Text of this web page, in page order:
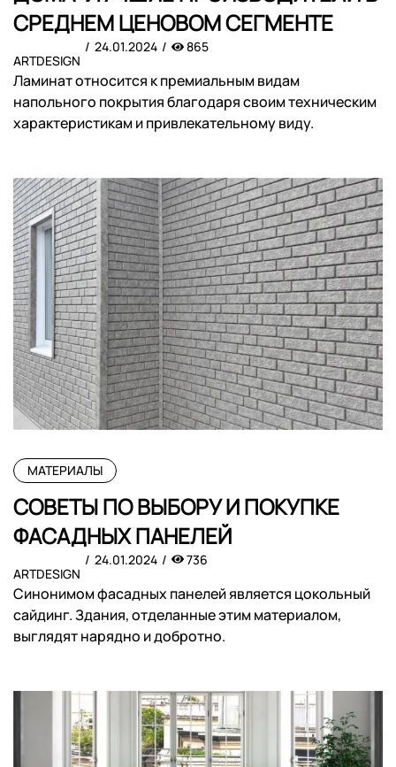
СРЕДНЕМ ЦЕНОВОМ СЕГМЕНТЕ
ARTDESIGN
24.01.2024 865
Ламинат относится к премиальным видам
напольного покрытия благодаря своим техническим
характеристикам и привлекательному виду.
МАТЕРИАЛЫ
СОВЕТЫ ПО ВЫБОРУ И ПОКУПКЕ
ФАСАДНЫХ ПАНЕЛЕЙ
ARTDESIGN
24.01.2024 736
Синонимом фасадных панелей является цокольный
сайдинг. Здания, отделанные этим материалом,
выглядят нарядно и добротно.